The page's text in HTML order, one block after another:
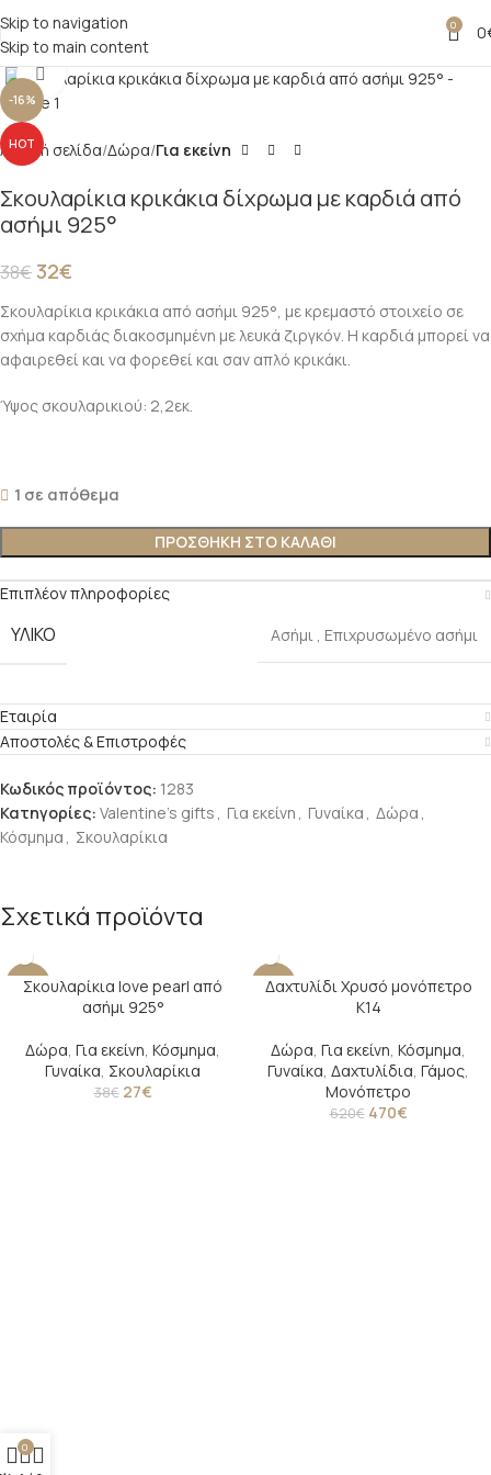
Skip to navigation
Skip to main content
0 0
-16%
HOT
Click to enlarge
Αρχική σελίδα Δώρα Για εκείνη
Σκουλαρίκια κρικάκια δίχρωμα με καρδιά από
ασήμι 925°
38€32€
Σκουλαρίκια κρικάκια από ασήμι 925°, με κρεμαστό στοιχείο σε
σχήμα καρδιάς διακοσμημένη με λευκά ζιργκόν. Η καρδιά μπορεί να
αφαιρεθεί και να φορεθεί και σαν απλό κρικάκι.
Ύψος σκουλαρικιού: 2,2εκ.
1 σε απόθεμα
ΠΡΟΣΘΉΚΗ ΣΤΟ ΚΑΛΆΘΙ
Επιπλέον πληροφορίες
ΥΛΙΚΌ Ασήμι , Επιχρυσωμένο ασήμι
Εταιρία
Αποστολές & Επιστροφές
Κωδικός προϊόντος: 1283
Κατηγορίες: Valentine's gifts , Για εκείνη , Γυναίκα , Δώρα ,
Κόσμημα , Σκουλαρίκια
Σχετικά προϊόντα
-29%
Σκουλαρίκια love pearl από
ασήμι 925°
Δώρα, Για εκείνη, Κόσμημα,
Γυναίκα, Σκουλαρίκια
38€ 27€
-24%
Δαχτυλίδι Χρυσό μονόπετρο
Κ14
Δώρα, Για εκείνη, Κόσμημα,
Γυναίκα, Δαχτυλίδια, Γάμος,
Μονόπετρο
620€ 470€
0